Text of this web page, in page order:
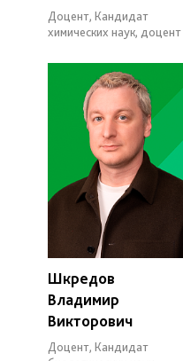
Доцент, Кандидат
химических наук, доцент
Шкредов
Владимир
Викторович
Доцент, Кандидат